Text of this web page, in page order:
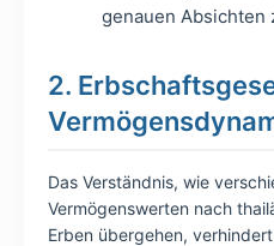
genauen Absichten
2.
Das Verständnis, wie
Vermögenswerten nach
Erben übergehen,